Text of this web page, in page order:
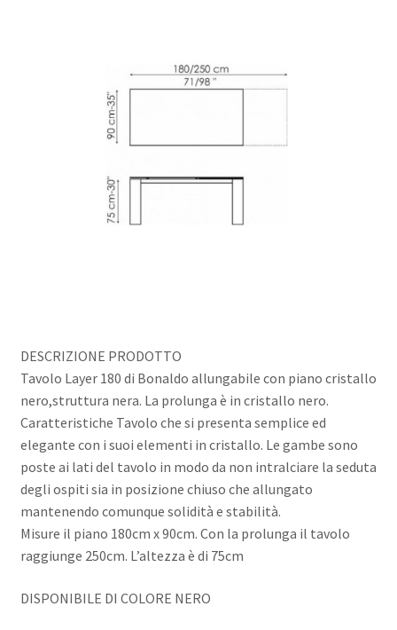
DESCRIZIONE PRODOTTO
Tavolo Layer 180 di Bonaldo allungabile con piano cristallo
nero,struttura nera. La prolunga è in cristallo nero.
Caratteristiche Tavolo che si presenta semplice ed
elegante con i suoi elementi in cristallo. Le gambe sono
poste ai lati del tavolo in modo da non intralciare la seduta
degli ospiti sia in posizione chiuso che allungato
mantenendo comunque solidità e stabilità.
Misure il piano 180cm x 90cm. Con la prolunga il tavolo
raggiunge 250cm. L’altezza è di 75cm
DISPONIBILE DI COLORE NERO